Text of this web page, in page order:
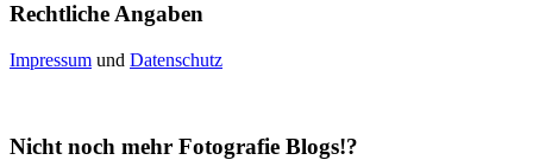
Rechtliche Angaben
Impressum und Datenschutz
Nicht noch mehr Fotografie Blogs!?